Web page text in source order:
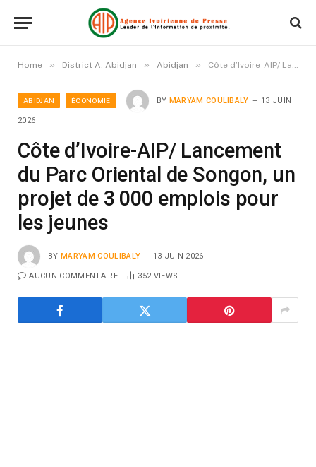
Home » District A. Abidjan » Abidjan » Côte d’Ivoire-AIP/ Lancement du Parc Oriental de Songon, un projet de 3 000 emplois pour les jeunes
ABIDJAN ÉCONOMIE BY MARYAM COULIBALY 13 JUIN
2026
Côte d’Ivoire-AIP/ Lancement
du Parc Oriental de Songon, un
projet de 3 000 emplois pour
les jeunes
BY MARYAM COULIBALY 13 JUIN 2026
AUCUN COMMENTAIRE 352 VIEWS